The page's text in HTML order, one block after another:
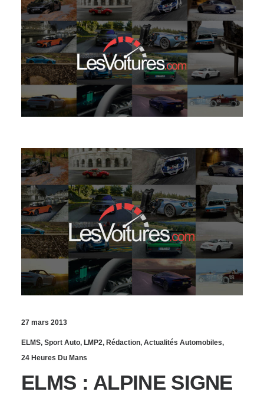
27 mars 2013
ELMS, Sport Auto, LMP2, Rédaction, Actualités Automobiles,
24 Heures Du Mans
ELMS : ALPINE SIGNE